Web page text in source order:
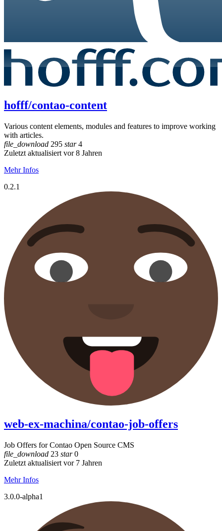
hofff/contao-content
Various content elements, modules and features to improve working
with articles.
file_download 295 star4
Zuletzt aktualisiert vor 8 Jahren
Mehr Infos
0.2.1
web-ex-machina/contao-job-offers
Job Offers for Contao Open Source CMS
file_download 23 star0
Zuletzt aktualisiert vor 7 Jahren
Mehr Infos
3.0.0-alpha1